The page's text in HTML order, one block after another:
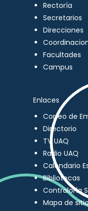
Rectoría
Secretarios
Direcciones
Facultades
Campus
Enlaces
Correo de
Directorio
TV UAQ
Radio UAQ
Calendario
Bibliotecas
Contraloría
Mapa de